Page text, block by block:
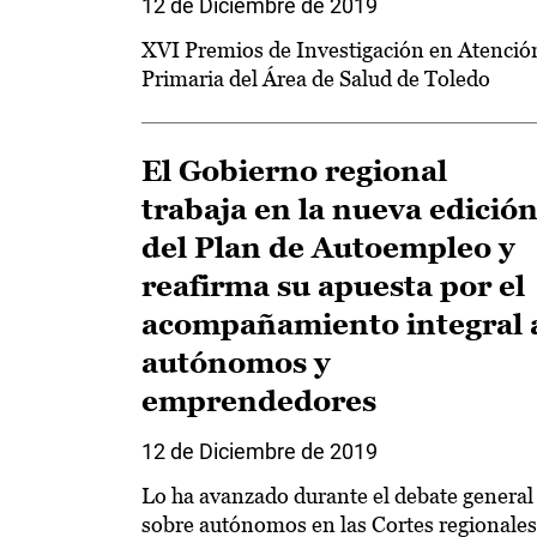
12 de Diciembre de 2019
XVI Premios de Investigación en
Primaria del Área de Salud de Toledo
El Gobierno regional
trabaja en la nueva edición
del Plan de Autoempleo y
reafirma su apuesta por el
acompañamiento integral
autónomos y
emprendedores
12 de Diciembre de 2019
Lo ha avanzado durante el debate general
sobre autónomos en las Cortes regionales